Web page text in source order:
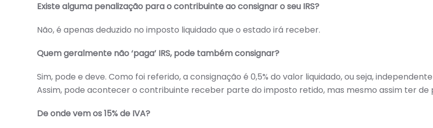
Existe alguma penalização para o contribuinte ao consignar o seu IRS?
Não, é apenas deduzido no imposto liquidado que o estado irá receber.
Quem geralmente não ‘paga’ IRS, pode também consignar?
Sim, pode e deve. Como foi referido, a consignação é 0,5% do valor liquidado, ou seja,
Assim, pode acontecer o contribuinte receber parte do imposto retido, mas mesmo assim ter de
De onde vem os 15% de IVA?